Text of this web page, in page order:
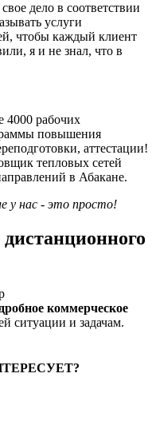
дело в соответствии
услуги
чтобы каждый клиент
я и не знал, что в
4000 рабочих
повышения
аттестации!
тепловых сетей
в Абакане.
у нас - это просто!
коммерческое
ситуации и задачам.